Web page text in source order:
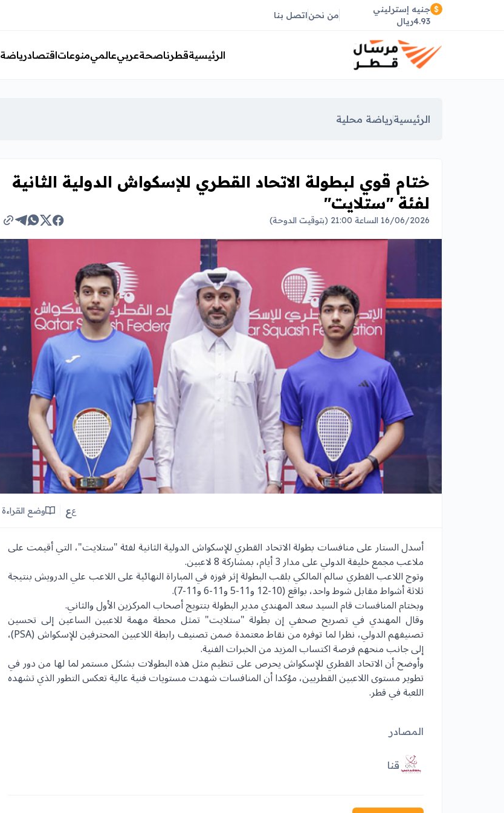
جنيه إسترليني
4.93ريال
من نحناتصل بنا
الرئيسيةقطرناصحةعربيعالميمنوعاتاقتصادرياضة
الرئيسيةرياضة محلية
ختام قوي لبطولة الاتحاد القطري للإسكواش الدولية الثانية
لفئة "ستلايت"
16/06/2026 الساعة 21:00 (بتوقيت الدوحة)
عع وضع القراءة
أسدل الستار على منافسات بطولة الاتحاد القطري للإسكواش الدولية الثانية لفئة "ستلايت"، التي أقيمت على
ملاعب مجمع خليفة الدولي على مدار 3 أيام، بمشاركة 8 لاعبين.
وتوج اللاعب القطري سالم المالكي بلقب البطولة إثر فوزه في المباراة النهائية على اللاعب علي الدرويش بنتيجة
ثلاثة أشواط مقابل شوط واحد، بواقع (10-12 و11-5 و11-6 و11-7).
وبختام المنافسات قام السيد سعد المهندي مدير البطولة بتتويج أصحاب المركزين الأول والثاني.
وقال المهندي في تصريح صحفي إن بطولة "ستلايت" تمثل محطة مهمة للاعبين الساعين إلى تحسين
تصنيفهم الدولي، نظرا لما توفره من نقاط معتمدة ضمن تصنيف رابطة اللاعبين المحترفين للإسكواش (PSA)،
إلى جانب منحهم فرصة اكتساب المزيد من الخبرات الفنية.
وأوضح أنالاتحاد القطري للإسكواشيحرص على تنظيم مثل هذه البطولات بشكل مستمر لما لها من دور في
تطوير مستوى اللاعبين القطريين، مؤكدا أن المنافسات شهدت مستويات فنية عالية تعكس التطور الذي تشهده
اللعبة في قطر.
المصادر
قنا